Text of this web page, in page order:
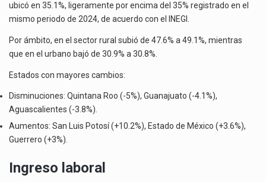
ubicó en 35.1%, ligeramente por encima del 35% registrado en el
mismo periodo de 2024, de acuerdo con el INEGI.
Por ámbito, en el sector rural subió de 47.6% a 49.1%, mientras
que en el urbano bajó de 30.9% a 30.8%.
Estados con mayores cambios:
Disminuciones: Quintana Roo (-5%), Guanajuato (-4.1%),
Aguascalientes (-3.8%).
Aumentos: San Luis Potosí (+10.2%), Estado de México (+3.6%),
Guerrero (+3%).
Ingreso laboral